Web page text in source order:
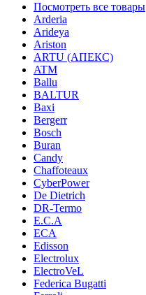
Посмотреть все товары
Arderia
Arideya
Ariston
ARTU (АПЕКС)
ATM
Ballu
BALTUR
Baxi
Bergerr
Bosch
Buran
Candy
Chaffoteaux
CyberPower
De Dietrich
DR-Termo
E.C.A
ECA
Edisson
Electrolux
ElectroVeL
Federica Bugatti